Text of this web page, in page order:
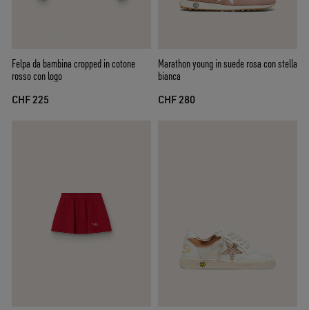
Felpa da bambina cropped in cotone
rosso con logo
CHF 225
Marathon young in suede rosa con stella
bianca
CHF 280